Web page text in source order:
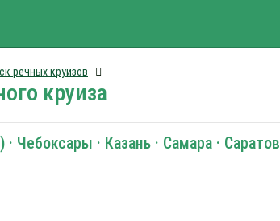
речных круизов
круиза
· Казань · Самара · Саратов